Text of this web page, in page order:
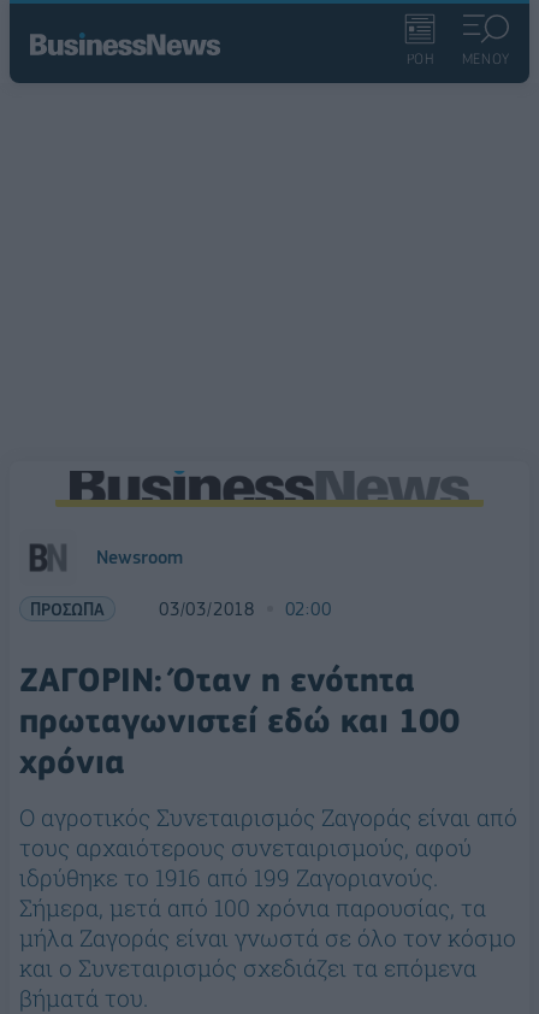
ΡΟΗ ΜΕΝΟΥ
Newsroom
ΠΡΟΣΩΠΑ 03/03/2018 02:00
ΖΑΓΟΡΙΝ: Όταν η ενότητα
πρωταγωνιστεί εδώ και 100
χρόνια
Ο αγροτικός Συνεταιρισμός Ζαγοράς είναι από
τους αρχαιότερους συνεταιρισμούς, αφού
ιδρύθηκε το 1916 από 199 Ζαγοριανούς.
Σήμερα, μετά από 100 χρόνια παρουσίας, τα
μήλα Ζαγοράς είναι γνωστά σε όλο τον κόσμο
και ο Συνεταιρισμός σχεδιάζει τα επόμενα
βήματά του.